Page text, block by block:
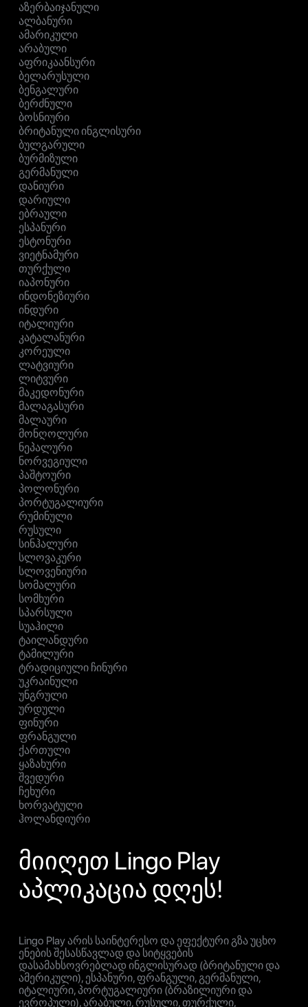
აზერბაიჯანული
ალბანური
ამარიკული
არაბული
აფრიკაანსური
ბელარუსული
ბენგალური
ბერძნული
ბოსნიური
ბრიტანული ინგლისური
ბულგარული
ბურმიზული
გერმანული
დანიური
დარიული
ებრაული
ესპანური
ესტონური
ვიეტნამური
თურქული
იაპონური
ინდონეზიური
ინდური
იტალიური
კატალანური
კორეული
ლატვიური
ლიტვური
მაკედონური
მალაგასური
მალაური
მონღოლური
ნეპალური
ნორვეგიული
პაშტოური
პოლონური
პორტუგალიური
რუმინული
რუსული
სინჰალური
სლოვაკური
სლოვენიური
სომალური
სომხური
სპარსული
სუაჰილი
ტაილანდური
ტამილური
ტრადიციული ჩინური
უკრაინული
უნგრული
ურდული
ფინური
ფრანგული
ქართული
ყაზახური
შვედური
ჩეხური
ხორვატული
ჰოლანდიური
მიიღეთ Lingo Play
აპლიკაცია დღეს!
Lingo Play არის საინტერესო და ეფექტური გზა უცხო
ენების შესასწავლად და სიტყვების
დასამახსოვრებლად ინგლისურად (ბრიტანული და
ამერიკული), ესპანური, ფრანგული, გერმანული,
იტალიური, პორტუგალიური (ბრაზილიური და
ევროპული), არაბული, რუსული, თურქული,